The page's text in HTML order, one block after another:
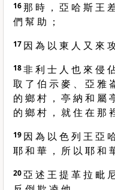
16那 時 ， 亞 哈 斯 王
們 幫 助 ；
17 因 為 以 東 人 又 來
18非 利 士 人 也 來 侵
取 了 伯 示 麥 、 亞 雅
的 鄉 村 ， 亭 納 和 屬
的 鄉 村 ， 就 住 在 那
19 因 為 以 色 列 王 亞
耶 和 華 ， 所 以 耶 和
20亞 述 王 提 革 拉 毗